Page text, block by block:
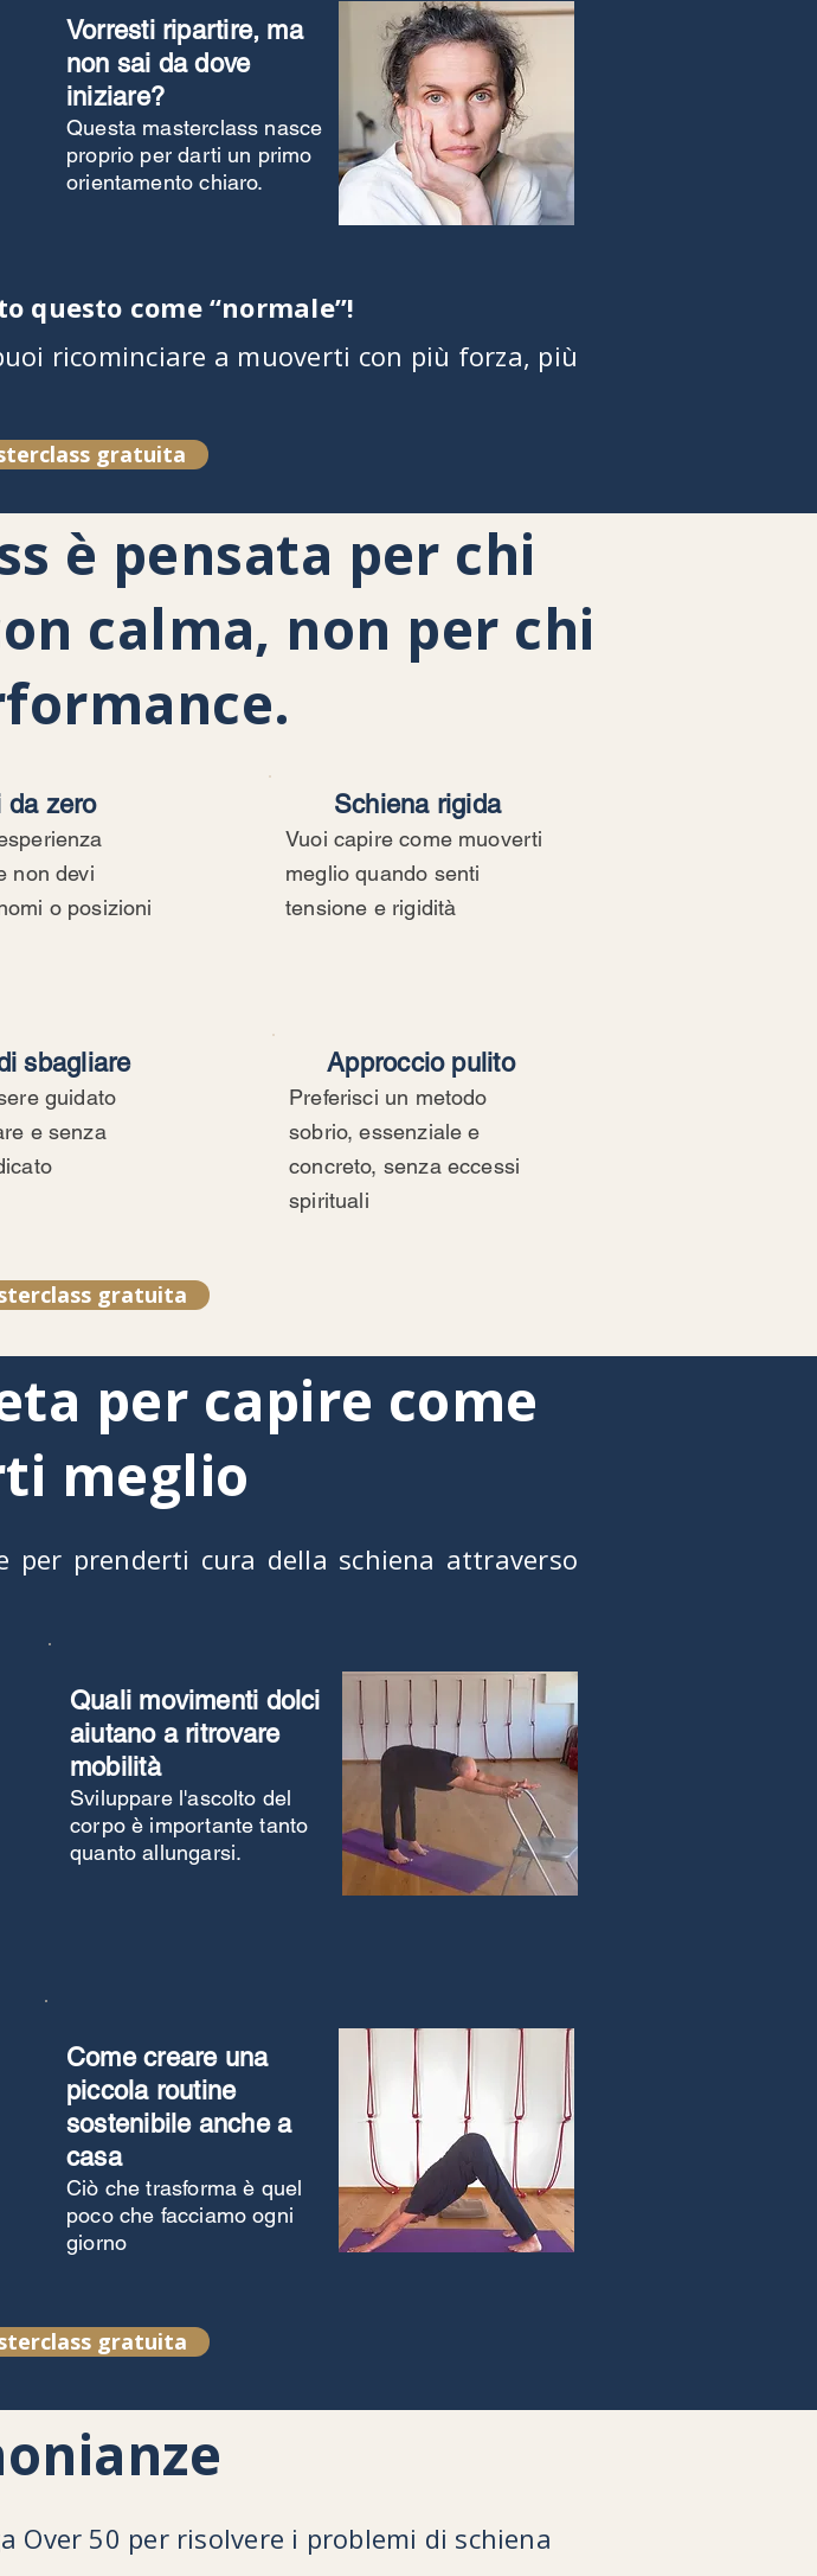
Vorresti ripartire, ma
non sai da dove
iniziare?
Questa masterclass nasce
proprio per darti un primo
orientamento chiaro.
questo come “normale”!
ricominciare a muoverti con più forza, più
gratuita
è pensata per chi
calma, non per chi
da zero
non devi
o posizioni
sbagliare
guidato
e senza
Schiena rigida
Vuoi capire come muoverti
meglio quando senti
tensione e rigidità
Approccio pulito
Preferisci un metodo
sobrio, essenziale e
concreto, senza eccessi
spirituali
gratuita
per capire come
meglio
per prenderti cura della schiena attraverso
Quali movimenti dolci
aiutano a ritrovare
mobilità
Sviluppare l'ascolto del
corpo è importante tanto
quanto allungarsi.
Come creare una
piccola routine
sostenibile anche a
casa
Ciò che trasforma è quel
poco che facciamo ogni
giorno
gratuita
Over 50 per risolvere i problemi di schiena